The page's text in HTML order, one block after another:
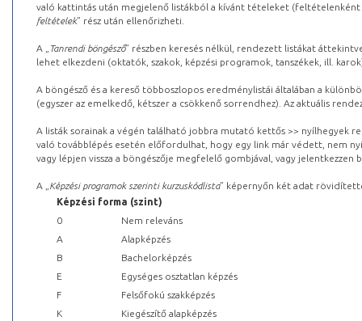
való kattintás után megjelenő listákból a kívánt tételeket (feltételenként
feltételek” rész után ellenőrizheti.
A „ Tanrendi böngésző” részben keresés nélkül, rendezett listákat
lehet elkezdeni (oktatók, szakok, képzési programok, tanszékek, ill.
A böngésző és a kereső többoszlopos eredménylistái általában a
(egyszer az emelkedő, kétszer a csökkenő sorrendhez). Az aktuális
A listák sorainak a végén található jobbra mutató kettős >> nyílhegyek
való továbblépés esetén előfordulhat, hogy egy link már védett, nem
vagy lépjen vissza a böngészője megfelelő gombjával, vagy
A „ Képzési programok szerinti kurzuskódlista” képernyőn két adat
Képzési forma (szint)
0
Nem releváns
A
Alapképzés
B
Bachelorképzés
E
Egységes osztatlan képzés
F
Felsőfokú szakképzés
K
Kiegészítő alapképzés